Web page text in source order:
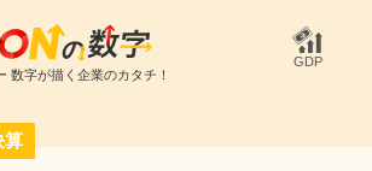
数字が描く企業のカタチ！
GDP
算